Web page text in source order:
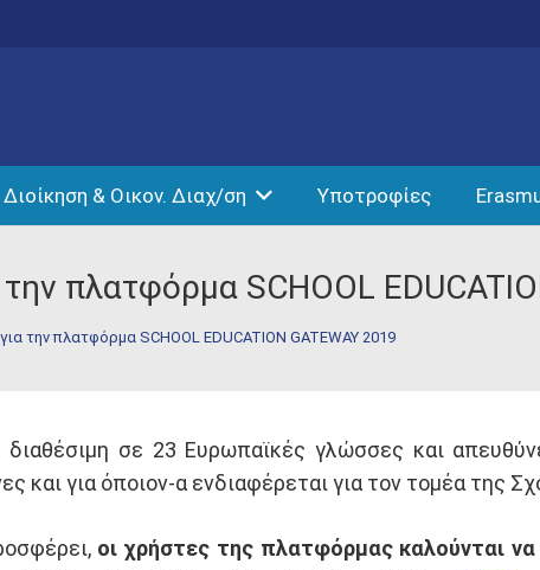
Διοίκηση & Οικον. Διαχ/ση Υποτροφίες
πλατφόρμα SCHOOL
την πλατφόρμα SCHOOL EDUCATION GATEWAY 2019
σε 23 Ευρωπαϊκές γλώσσες και
και για όποιον-α ενδιαφέρεται για τον τομέα της
οι χρήστες της πλατφόρμας καλούνται